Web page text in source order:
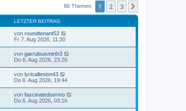
86 Themen 1 2 3
LETZTER BEITRAG
von roundtenant52
Fr 7. Aug 2026, 11:30
von garrulousmirth3
Do 6. Aug 2026, 23:26
von lyricallesion43
Do 6. Aug 2026, 19:44
von fascinatedsermo
Do 6. Aug 2026, 03:16